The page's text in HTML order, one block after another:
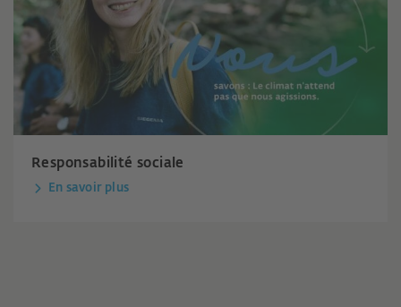
Responsabilité sociale
En savoir plus